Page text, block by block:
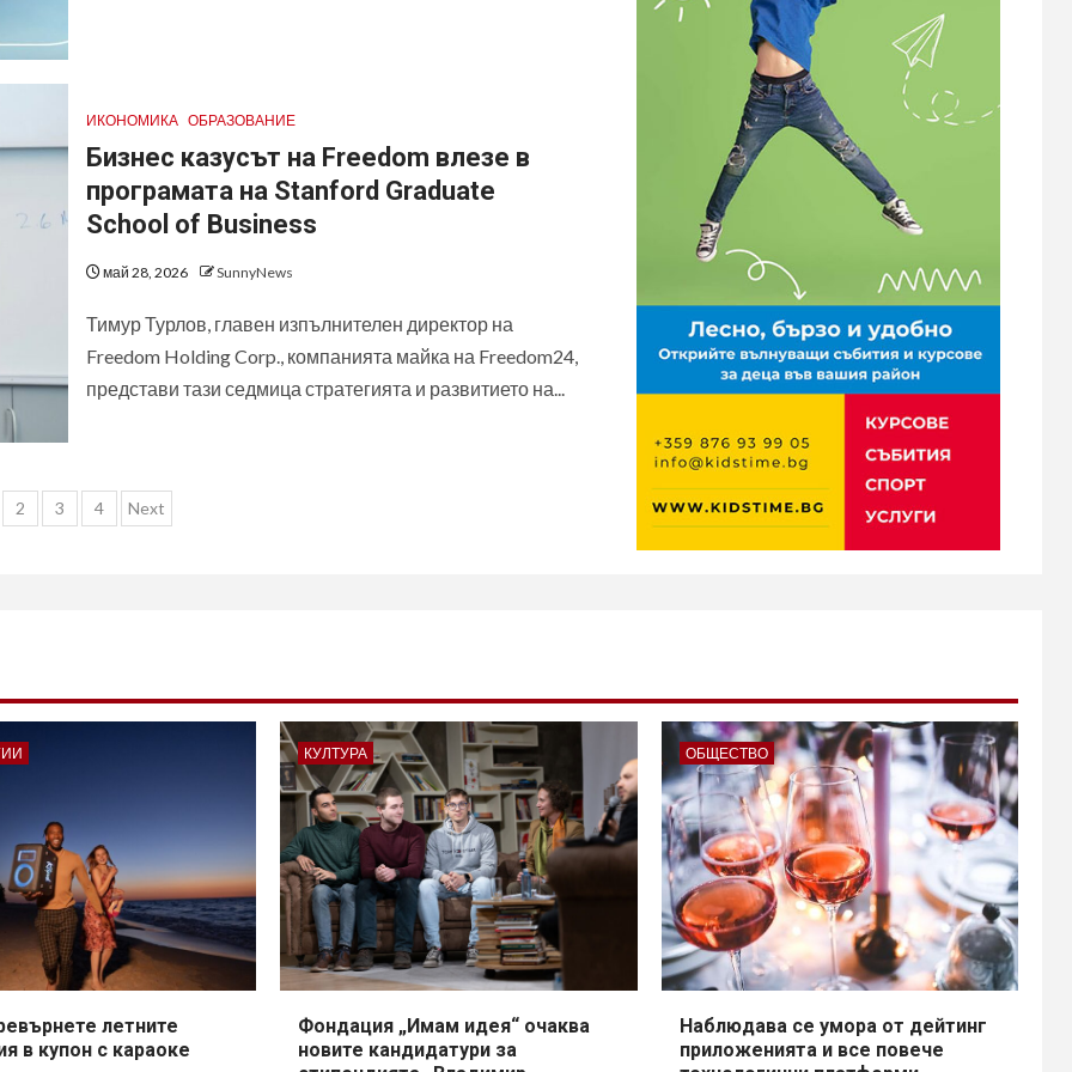
ИКОНОМИКА ОБРАЗОВАНИЕ
Бизнес казусът на Freedom влезе в
програмата на Stanford Graduate
School of Business
май 28, 2026 SunnyNews
Тимур Турлов, главен изпълнителен директор на
Freedom Holding Corp., компанията майка на Freedom24,
представи тази седмица стратегията и развитието на...
2 3 4 Next
летните
в купон с караоке
КУЛТУРА
Фондация „Имам идея“ очаква
новите кандидатури за
ОБЩЕСТВО
Наблюдава се умора от дейтинг
приложенията и все повече